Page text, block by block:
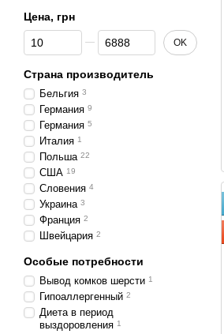
Цена, грн
От Цена, грн
До Цена, грн OK
Страна производитель
Бельгия 3
Германия 9
Германия 5
Италия 1
Польша 22
США 19
Словения 4
Украина 3
Франция 2
Швейцария 2
Особые потребности
Вывод комков шерсти 1
Гипоаллергенный 2
Диета в период
выздоровления 1